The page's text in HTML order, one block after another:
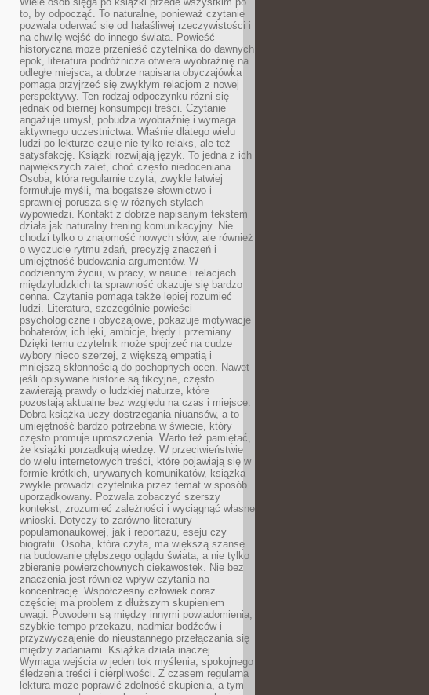
to, by odpocząć. To naturalne, ponieważ czytanie
pozwala oderwać się od hałaśliwej rzeczywistości i
na chwilę wejść do innego świata. Powieść
historyczna może przenieść czytelnika do dawnych
epok, literatura podróżnicza otwiera wyobraźnię na
odległe miejsca, a dobrze napisana obyczajówka
pomaga przyjrzeć się zwykłym relacjom z nowej
perspektywy. Ten rodzaj odpoczynku różni się
jednak od biernej konsumpcji treści. Czytanie
angażuje umysł, pobudza wyobraźnię i wymaga
aktywnego uczestnictwa. Właśnie dlatego wielu
ludzi po lekturze czuje nie tylko relaks, ale też
satysfakcję. Książki rozwijają język. To jedna z ich
największych zalet, choć często niedoceniana.
Osoba, która regularnie czyta, zwykle łatwiej
formułuje myśli, ma bogatsze słownictwo i
sprawniej porusza się w różnych stylach
wypowiedzi. Kontakt z dobrze napisanym tekstem
działa jak naturalny trening komunikacyjny. Nie
chodzi tylko o znajomość nowych słów, ale również
o wyczucie rytmu zdań, precyzję znaczeń i
umiejętność budowania argumentów. W
codziennym życiu, w pracy, w nauce i relacjach
międzyludzkich ta sprawność okazuje się bardzo
cenna. Czytanie pomaga także lepiej rozumieć
ludzi. Literatura, szczególnie powieści
psychologiczne i obyczajowe, pokazuje motywacje
bohaterów, ich lęki, ambicje, błędy i przemiany.
Dzięki temu czytelnik może spojrzeć na cudze
wybory nieco szerzej, z większą empatią i
mniejszą skłonnością do pochopnych ocen. Nawet
jeśli opisywane historie są fikcyjne, często
zawierają prawdy o ludzkiej naturze, które
pozostają aktualne bez względu na czas i miejsce.
Dobra książka uczy dostrzegania niuansów, a to
umiejętność bardzo potrzebna w świecie, który
często promuje uproszczenia. Warto też pamiętać,
że książki porządkują wiedzę. W przeciwieństwie
do wielu internetowych treści, które pojawiają się w
formie krótkich, urywanych komunikatów, książka
zwykle prowadzi czytelnika przez temat w sposób
uporządkowany. Pozwala zobaczyć szerszy
kontekst, zrozumieć zależności i wyciągnąć własne
wnioski. Dotyczy to zarówno literatury
popularnonaukowej, jak i reportażu, eseju czy
biografii. Osoba, która czyta, ma większą szansę
na budowanie głębszego oglądu świata, a nie tylko
zbieranie powierzchownych ciekawostek. Nie bez
znaczenia jest również wpływ czytania na
koncentrację. Współczesny człowiek coraz
częściej ma problem z dłuższym skupieniem
uwagi. Powodem są między innymi powiadomienia,
szybkie tempo przekazu, nadmiar bodźców i
przyzwyczajenie do nieustannego przełączania się
między zadaniami. Książka działa inaczej.
Wymaga wejścia w jeden tok myślenia, spokojnego
śledzenia treści i cierpliwości. Z czasem regularna
lektura może poprawić zdolność skupienia, a tym